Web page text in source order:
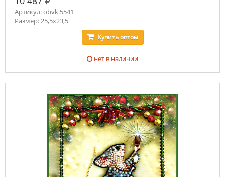
Артикул: obvk.5541
Размер: 25,5х23,5
Купитьоптом
нет в наличии